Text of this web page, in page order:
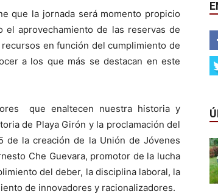
que la jornada será momento propicio
aprovechamiento de las reservas de
en función del cumplimiento de
a los que más se destacan en este
que enaltecen nuestra historia y
de Playa Girón y la proclamación del
de la creación de la Unión de Jóvenes
Che Guevara, promotor de la lucha
del deber, la disciplina laboral, la
de innovadores y racionalizadores.